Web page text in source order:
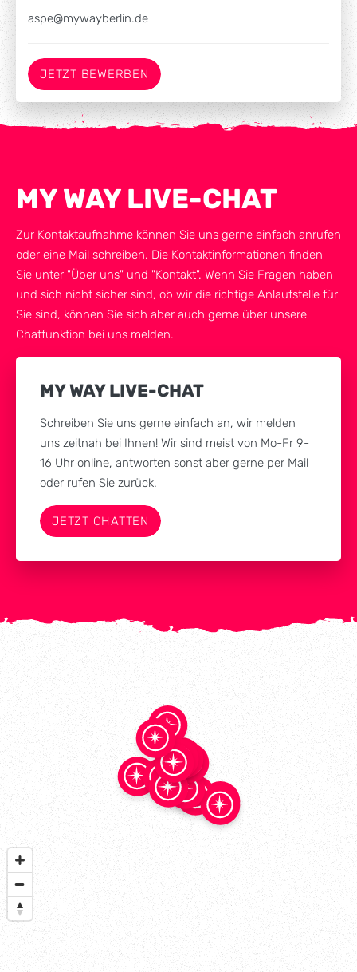
aspe@mywayberlin.de
JETZT BEWERBEN
MY WAY LIVE-CHAT
Zur Kontaktaufnahme können Sie uns gerne einfach anrufen
oder eine Mail schreiben. Die Kontaktinformationen finden
Sie unter "Über uns" und "Kontakt". Wenn Sie Fragen haben
und sich nicht sicher sind, ob wir die richtige Anlaufstelle für
Sie sind, können Sie sich aber auch gerne über unsere
Chatfunktion bei uns melden.
MY WAY LIVE-CHAT
Schreiben Sie uns gerne einfach an, wir melden
uns zeitnah bei Ihnen! Wir sind meist von Mo-Fr 9-
16 Uhr online, antworten sonst aber gerne per Mail
oder rufen Sie zurück.
JETZT CHATTEN